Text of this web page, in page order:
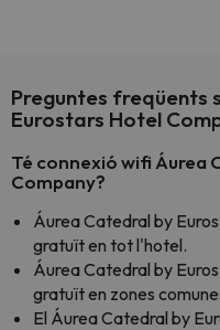
Preguntes freqüents
Eurostars Hotel
Té connexió wifi Áurea
Company?
Áurea Catedral by
gratuït en tot l'hotel.
Áurea Catedral by
gratuït en zones
El Áurea Catedral by